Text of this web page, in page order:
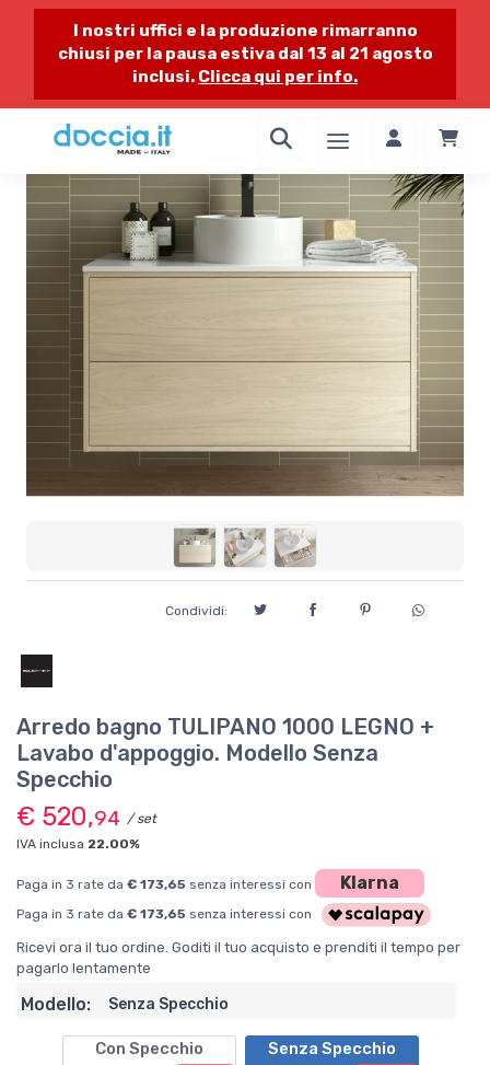
I nostri uffici e la produzione rimarranno
chiusi per la pausa estiva dal 13 al 21 agosto
inclusi. Clicca qui per info.
Condividi:
Arredo bagno TULIPANO 1000 LEGNO +
Lavabo d'appoggio. Modello Senza
Specchio
€ 520,94 / set
IVA inclusa 22.00%
Paga in 3 rate da € 173,65 senza interessi con Klarna
Paga in 3 rate da € 173,65 senza interessi con
Ricevi ora il tuo ordine. Goditi il tuo acquisto e prenditi il tempo per
pagarlo lentamente
Modello: Senza Specchio
Con Specchio Senza Specchio